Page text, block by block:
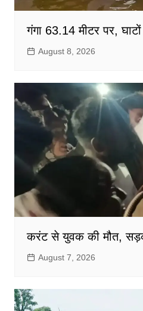
गंगा 63.14 मीटर पर,
August 8, 2026
करंट से युवक की मौत,
August 7, 2026